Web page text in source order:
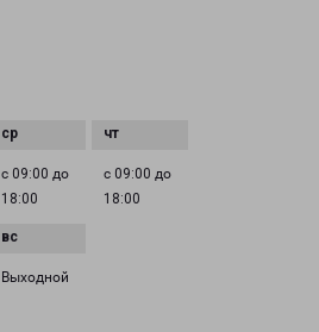
с 09:00 до
18:00
с 09:00 до
18:00
Выходной